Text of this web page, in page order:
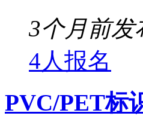
3个月前发
4人报名
PVC/PET标